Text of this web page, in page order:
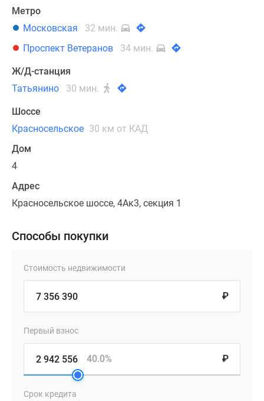
Метро
Московская
32 мин.
Проспект Ветеранов
34 мин.
Ж/Д-станция
Татьянино
30 мин.
Шоссе
Красносельское 30 км от КАД
Дом
4
Адрес
Красносельское шоссе, 4Ак3, секция 1
Способы покупки
Стоимость недвижимости
₽
Первый взнос
₽
40.0%
Срок кредита